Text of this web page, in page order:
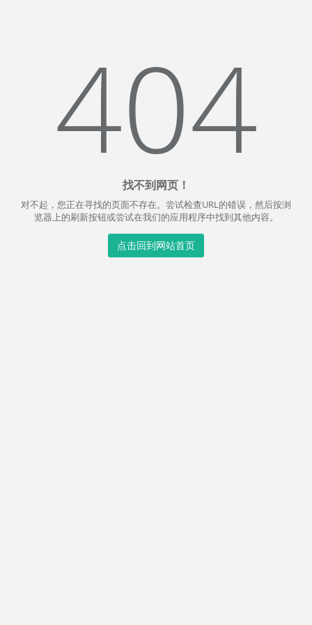
404
找不到网页！
对不起，您正在寻找的页面不存在。尝试检查URL的错误，然后按浏
览器上的刷新按钮或尝试在我们的应用程序中找到其他内容。
点击回到网站首页